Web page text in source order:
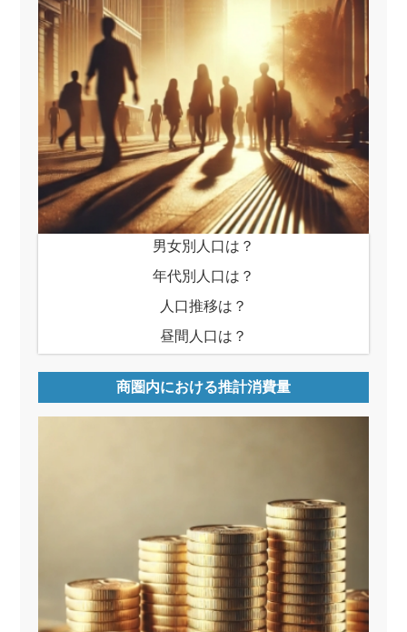
男女別人口は？
年代別人口は？
人口推移は？
昼間人口は？
商圏内における推計消費量